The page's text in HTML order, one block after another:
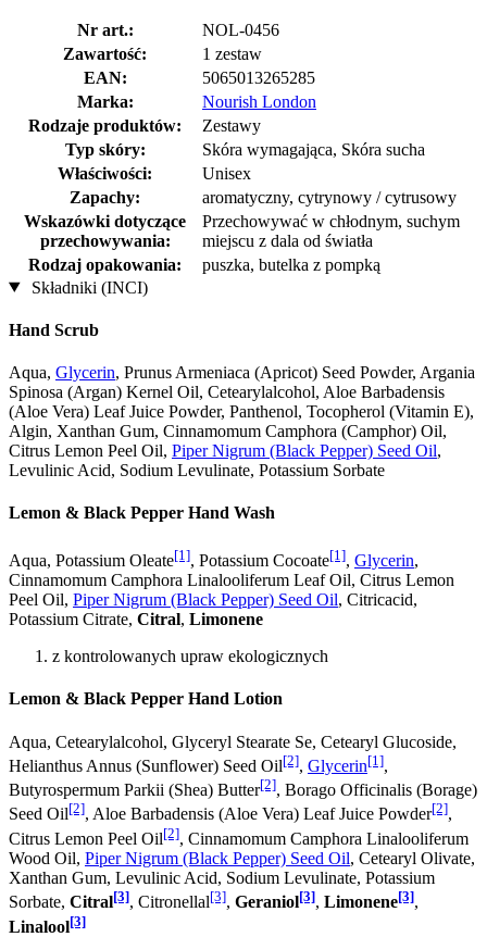
Nr art.:
NOL-0456
Zawartość:
1 zestaw
EAN:
5065013265285
Marka:
Nourish London
Rodzaje produktów:
Zestawy
Typ skóry:
Skóra wymagająca, Skóra sucha
Właściwości:
Unisex
Zapachy:
aromatyczny, cytrynowy / cytrusowy
Wskazówki dotyczące
przechowywania:
Przechowywać w chłodnym, suchym
miejscu z dala od światła
Rodzaj opakowania:
puszka, butelka z pompką
Składniki (INCI)
Hand Scrub
Aqua, Glycerin, Prunus Armeniaca (Apricot) Seed Powder, Argania
Spinosa (Argan) Kernel Oil, Cetearylalcohol, Aloe Barbadensis
(Aloe Vera) Leaf Juice Powder, Panthenol, Tocopherol (Vitamin E),
Algin, Xanthan Gum, Cinnamomum Camphora (Camphor) Oil,
Citrus Lemon Peel Oil, Piper Nigrum (Black Pepper) Seed Oil,
Levulinic Acid, Sodium Levulinate, Potassium Sorbate
Lemon & Black Pepper Hand Wash
Aqua, Potassium Oleate[1], Potassium Cocoate[1], Glycerin,
Cinnamomum Camphora Linalooliferum Leaf Oil, Citrus Lemon
Peel Oil, Piper Nigrum (Black Pepper) Seed Oil, Citricacid,
Potassium Citrate, Citral, Limonene
z kontrolowanych upraw ekologicznych
Lemon & Black Pepper Hand Lotion
Aqua, Cetearylalcohol, Glyceryl Stearate Se, Cetearyl Glucoside,
Helianthus Annus (Sunflower) Seed Oil[2], Glycerin[1],
Butyrospermum Parkii (Shea) Butter[2], Borago Officinalis (Borage)
Seed Oil[2], Aloe Barbadensis (Aloe Vera) Leaf Juice Powder[2],
Citrus Lemon Peel Oil[2], Cinnamomum Camphora Linalooliferum
Wood Oil, Piper Nigrum (Black Pepper) Seed Oil, Cetearyl Olivate,
Xanthan Gum, Levulinic Acid, Sodium Levulinate, Potassium
Sorbate, Citral[3], Citronellal[3], Geraniol[3], Limonene[3],
Linalool[3]